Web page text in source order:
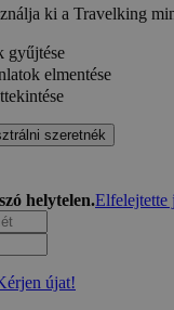
ki a Travelking
gyűjtése
elmentése
szeretnék
helytelen.Elfelejtette
újat!